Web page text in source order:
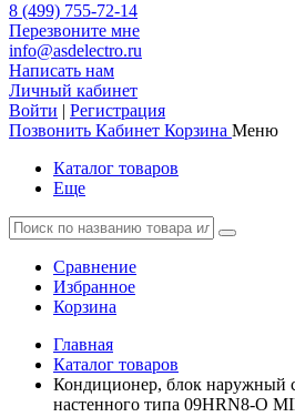
8 (499) 755-72-14
Перезвоните мне
info@asdelectro.ru
Написать нам
Личный кабинет
Войти | Регистрация
Позвонить Кабинет Корзина Меню
Каталог товаров
Еще
Сравнение
Избранное
Корзина
Главная
Каталог товаров
Кондиционер, блок наружный
настенного типа 09HRN8-O